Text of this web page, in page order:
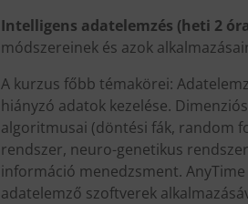
Intelligens adatelemzés (heti 2
módszereinek és azok
A kurzus főbb témakörei:
hiányzó adatok kezelése.
algoritmusai (döntési fák, random
rendszer, neuro-genetikus
információ menedzsment.
adatelemző szoftverek